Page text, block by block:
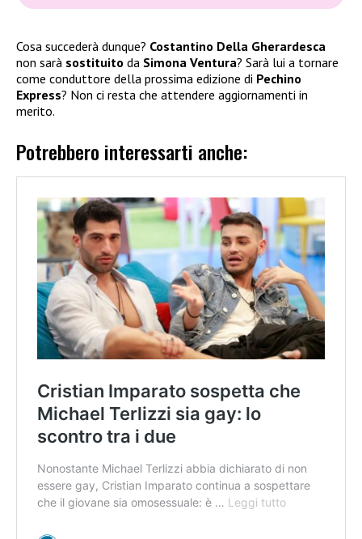
Cosa succederà dunque? Costantino Della Gherardesca
non sarà sostituito da Simona Ventura? Sarà lui a tornare
come conduttore della prossima edizione di Pechino
Express? Non ci resta che attendere aggiornamenti in
merito.
Potrebbero interessarti anche: